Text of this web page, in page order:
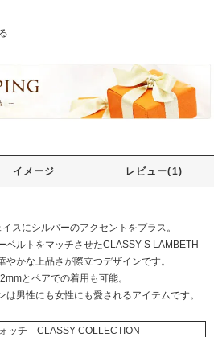
イメージ レビュー(1)
スにシルバーのアクセントをプラス。
ベルトをマッチさせたCLASSY S LAMBETH
かな上品さが際立つデザインです。
とペアでの着用も可能。
男性にも女性にも愛されるアイテムです。
ッチ CLASSY COLLECTION